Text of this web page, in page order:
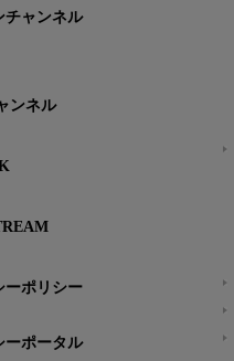
チャンネル
ンネル
ーポリシー
ーポータル